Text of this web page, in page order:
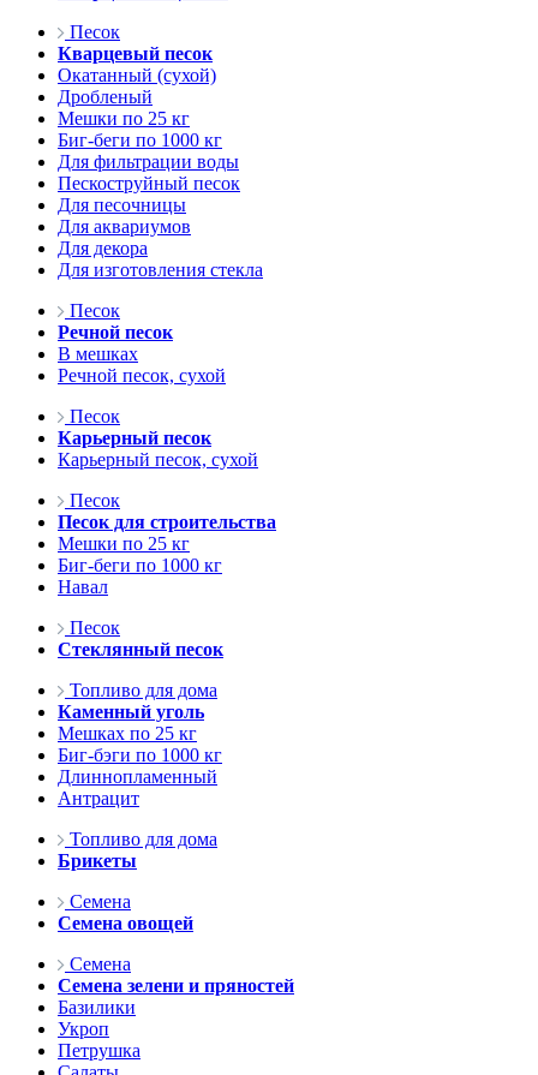
Песок
Кварцевый песок
Окатанный (сухой)
Дробленый
Мешки по 25 кг
Биг-беги по 1000 кг
Для фильтрации воды
Пескоструйный песок
Для песочницы
Для аквариумов
Для декора
Для изготовления стекла
Песок
Речной песок
В мешках
Речной песок, сухой
Песок
Карьерный песок
Карьерный песок, сухой
Песок
Песок для строительства
Мешки по 25 кг
Биг-беги по 1000 кг
Навал
Песок
Стеклянный песок
Топливо для дома
Каменный уголь
Мешках по 25 кг
Биг-бэги по 1000 кг
Длиннопламенный
Антрацит
Топливо для дома
Брикеты
Семена
Семена овощей
Семена
Семена зелени и пряностей
Базилики
Укроп
Петрушка